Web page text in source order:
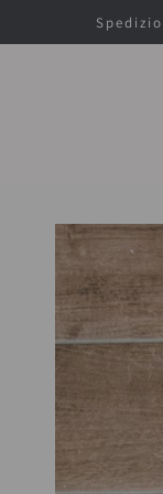
PASSA AL
CONTENUTO
PASSA